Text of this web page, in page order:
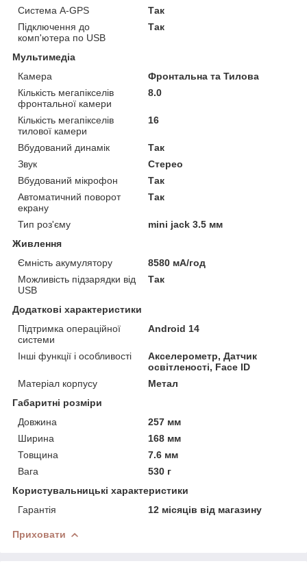
Система A-GPS
Так
Підключення до
комп'ютера по USB
Так
Мультимедіа
Камера
Фронтальна та Тилова
Кількість мегапікселів
фронтальної камери
8.0
Кількість мегапікселів
тилової камери
16
Вбудований динамік
Так
Звук
Стерео
Вбудований мікрофон
Так
Автоматичний поворот
екрану
Так
Тип роз'єму
mini jack 3.5 мм
Живлення
Ємність акумулятору
8580 мА/год
Можливість підзарядки від
USB
Так
Додаткові характеристики
Підтримка операційної
системи
Android 14
Інші функції і особливості
Акселерометр, Датчик
освітленості, Face ID
Матеріал корпусу
Метал
Габаритні розміри
Довжина
257 мм
Ширина
168 мм
Товщина
7.6 мм
Вага
530 г
Користувальницькі характеристики
Гарантія
12 місяців від магазину
Приховати